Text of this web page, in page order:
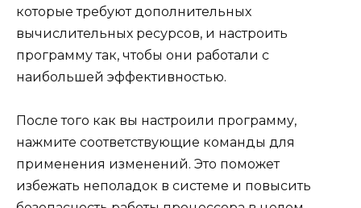
которые требуют дополнительных
вычислительных ресурсов, и настроить
программу так, чтобы они работали с
наибольшей эффективностью.
После того как вы настроили программу,
нажмите соответствующие команды для
применения изменений. Это поможет
избежать неполадок в системе и повысить